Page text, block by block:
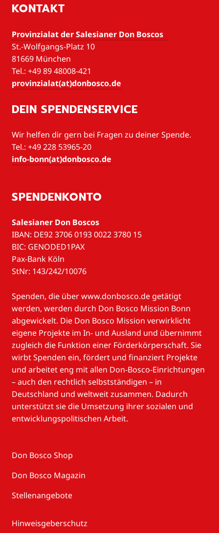
KONTAKT
Provinzialat der Salesianer Don Boscos
St.-Wolfgangs-Platz 10
81669 München
Tel.: +49 89 48008-421
provinzialat(at)donbosco.de
DEIN SPENDENSERVICE
Wir helfen dir gern bei Fragen zu deiner Spende.
Tel.: +49 228 53965-20
info-bonn(at)donbosco.de
SPENDENKONTO
Salesianer Don Boscos
IBAN: DE92 3706 0193 0022 3780 15
BIC: GENODED1PAX
Pax-Bank Köln
StNr: 143/242/10076
Spenden, die über www.donbosco.de getätigt
werden, werden durch Don Bosco Mission Bonn
abgewickelt. Die Don Bosco Mission verwirklicht
eigene Projekte im In- und Ausland und übernimmt
zugleich die Funktion einer Förderkörperschaft. Sie
wirbt Spenden ein, fördert und finanziert Projekte
und arbeitet eng mit allen Don-Bosco-Einrichtungen
– auch den rechtlich selbstständigen – in
Deutschland und weltweit zusammen. Dadurch
unterstützt sie die Umsetzung ihrer sozialen und
entwicklungspolitischen Arbeit.
Don Bosco Shop
Don Bosco Magazin
Stellenangebote
Hinweisgeberschutz